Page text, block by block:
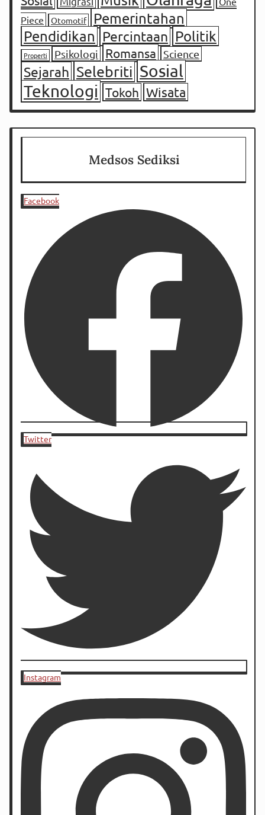
Piece
Otomotif
Pemerintahan
Pendidikan Percintaan Politik
Properti Psikologi Romansa Science
Sejarah Selebriti Sosial
Teknologi Tokoh Wisata
Medsos Sediksi
Facebook
Twitter
Instagram